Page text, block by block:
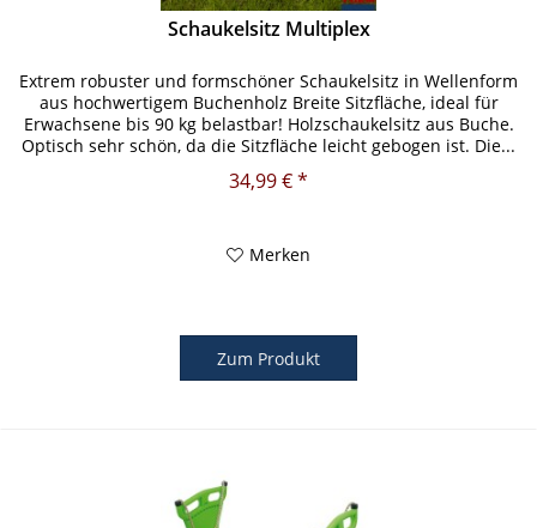
Schaukelsitz Multiplex
Extrem robuster und formschöner Schaukelsitz in Wellenform
aus hochwertigem Buchenholz Breite Sitzfläche, ideal für
Erwachsene bis 90 kg belastbar! Holzschaukelsitz aus Buche.
Optisch sehr schön, da die Sitzfläche leicht gebogen ist. Die...
34,99 € *
Merken
Zum Produkt